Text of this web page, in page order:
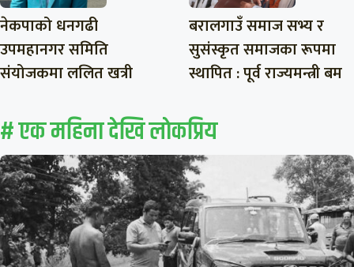
नेकपाको धनगढी
उपमहानगर समिति
संयोजकमा ललित खत्री
बरालगाउँ समाज सभ्य र
सुसंस्कृत समाजका रूपमा
स्थापित : पूर्व राज्यमन्त्री बम
# एक महिना देखि लाेकप्रिय